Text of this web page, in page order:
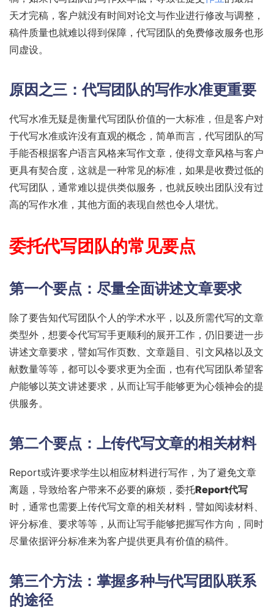
天才完稿，客户就没有时间对论文与作业进行修改与调整，
稿件质量也就难以得到保障，代写团队的免费修改服务也形
同虚设。
原因之三：代写团队的写作水准更重要
代写水准无疑是衡量代写团队价值的一大标准，但是客户对
于代写水准或许没有直观的概念，简单而言，代写团队的写
手能否根据客户语言风格来写作文章，使得文章风格与客户
更具有契合度，这就是一种常见的标准，如果是收费过低的
代写团队，通常难以提供类似服务，也就反映出团队没有过
高的写作水准，其他方面的表现自然也令人堪忧。
委托代写团队的常见要点
第一个要点：尽量全面讲述文章要求
除了要告知代写团队个人的学术水平，以及所需代写的文章
类型外，想要令代写写手更顺利的展开工作，仍旧要进一步
讲述文章要求，譬如写作页数、文章题目、引文风格以及文
献数量等等，都可以令要求更为全面，也有代写团队希望客
户能够以英文讲述要求，从而让写手能够更为心领神会的提
供服务。
第二个要点：上传代写文章的相关材料
Report或许要求学生以相应材料进行写作，为了避免文章
离题，导致给客户带来不必要的麻烦，委托Report代写
时，通常也需要上传代写文章的相关材料，譬如阅读材料、
评分标准、要求等等，从而让写手能够把握写作方向，同时
尽量依据评分标准来为客户提供更具有价值的稿件。
第三个方法：掌握多种与代写团队联系
的途径